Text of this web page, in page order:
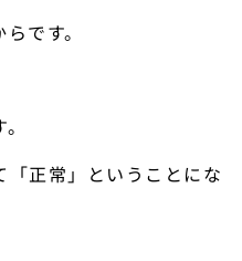
です。
「正常」ということにな